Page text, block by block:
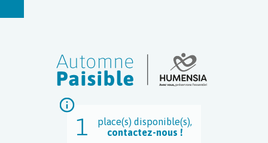
1
place(s) disponible(s),
contactez-nous !